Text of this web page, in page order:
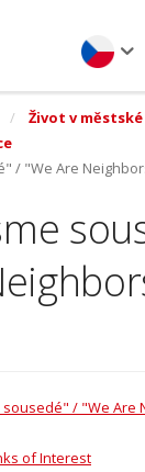
Czech
Život v
/ "We Are
sousedé" / "We Are
of Interest